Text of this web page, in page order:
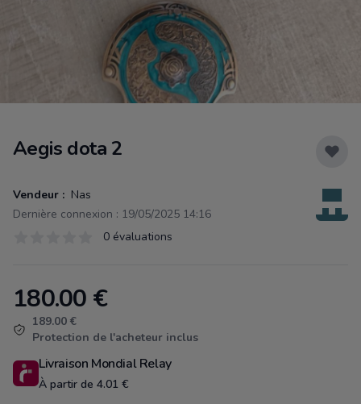
Aegis dota 2
Vendeur : Nas
Dernière connexion : 19/05/2025 14:16
0 évaluations
Product information
180.00 €
189.00 €
Protection de l'acheteur inclus
Livraison Mondial Relay
À partir de 4.01 €